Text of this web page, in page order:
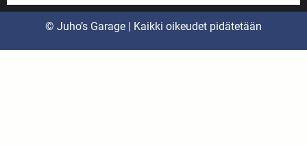
© Juho’s Garage | Kaikki oikeudet pidätetään